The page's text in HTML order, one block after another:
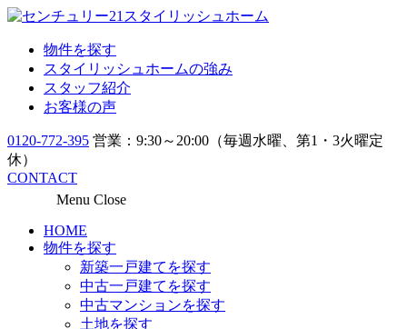
物件を探す
スタイリッシュホームの強み
スタッフ紹介
お客様の声
0120-772-395 営業：9:30～20:00（毎週水曜、第1・3火曜定
休）
CONTACT
Menu Close
HOME
物件を探す
新築一戸建てを探す
中古一戸建てを探す
中古マンションを探す
土地を探す